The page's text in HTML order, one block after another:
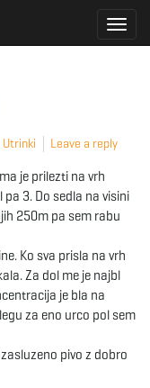
g
l
Utrinki Leave a reply
je prilezti na vrh
3. Do sedla na visini
250m pa sem rabu
Ko sva prisla na vrh
Za dol me je najbl
je bla na
za eno urco pol sem
pivo z dobro